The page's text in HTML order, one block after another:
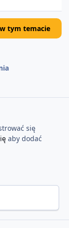
tym temacie
się
aby dodać